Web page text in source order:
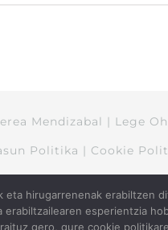
Mendizabal | Lege
Politika | Cookie
Salmenta kondizioak
eta hirugarrenenak erabiltzen
erabiltzailearen esperientzia
gero, gure cookie